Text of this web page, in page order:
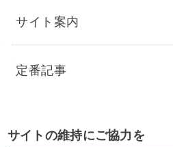
サイト案内
定番記事
サイトの維持にご協力を